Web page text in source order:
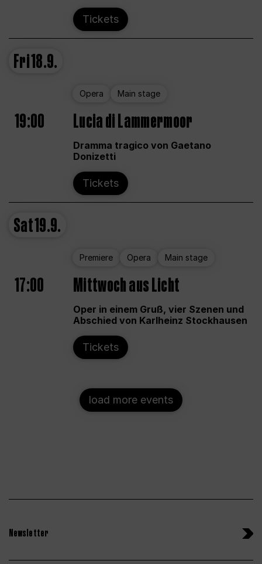
Tickets
Fri18.9.
Opera Main stage
19:00 Lucia di Lammermoor
Dramma tragico von Gaetano
Donizetti
Tickets
Sat19.9.
Premiere Opera Main stage
17:00 Mittwoch aus Licht
Oper in einem Gruß, vier Szenen und
Abschied von Karlheinz Stockhausen
Tickets
load more events
Newsletter